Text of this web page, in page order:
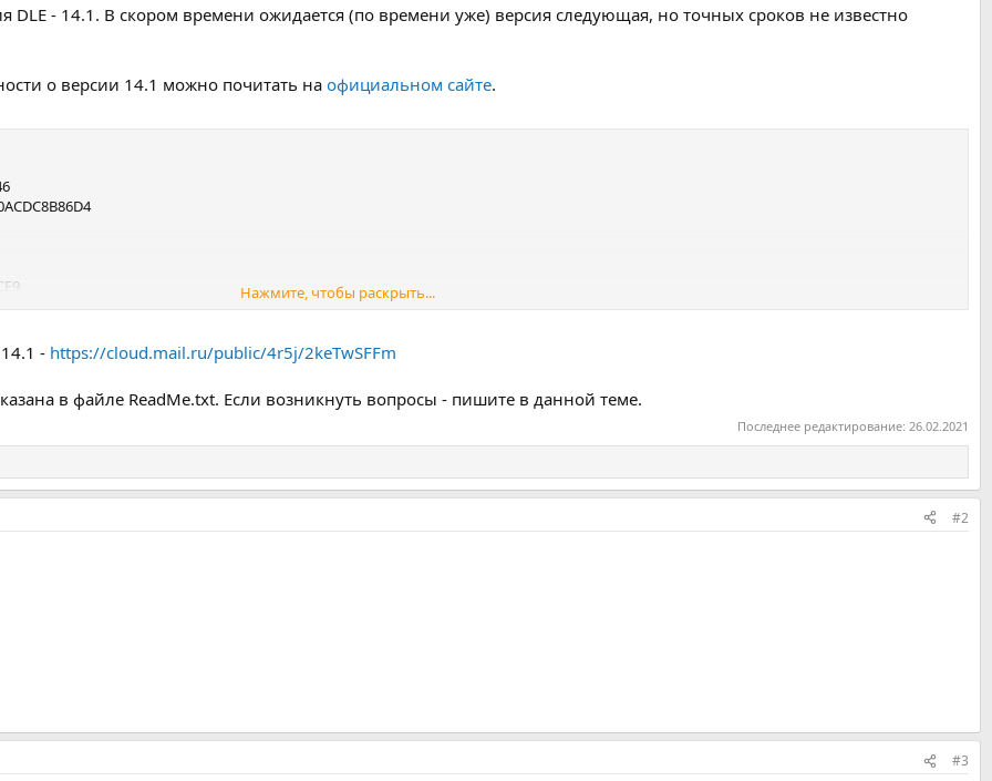
DLE - 14.1. В скором времени ожидается (по времени уже) версия следующая, но точных сроков не известно
о версии 14.1 можно почитать на официальном сайте.
в облако.
Нажмите, чтобы раскрыть...
- https://cloud.mail.ru/public/4r5j/2keTwSFFm
в файле ReadMe.txt. Если возникнуть вопросы - пишите в данной теме.
Последнее редактирование: 26.02.2021
#2
#3